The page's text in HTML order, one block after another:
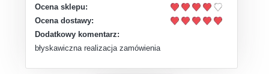
Ocena sklepu:
Ocena dostawy:
Dodatkowy komentarz:
błyskawiczna realizacja zamówienia